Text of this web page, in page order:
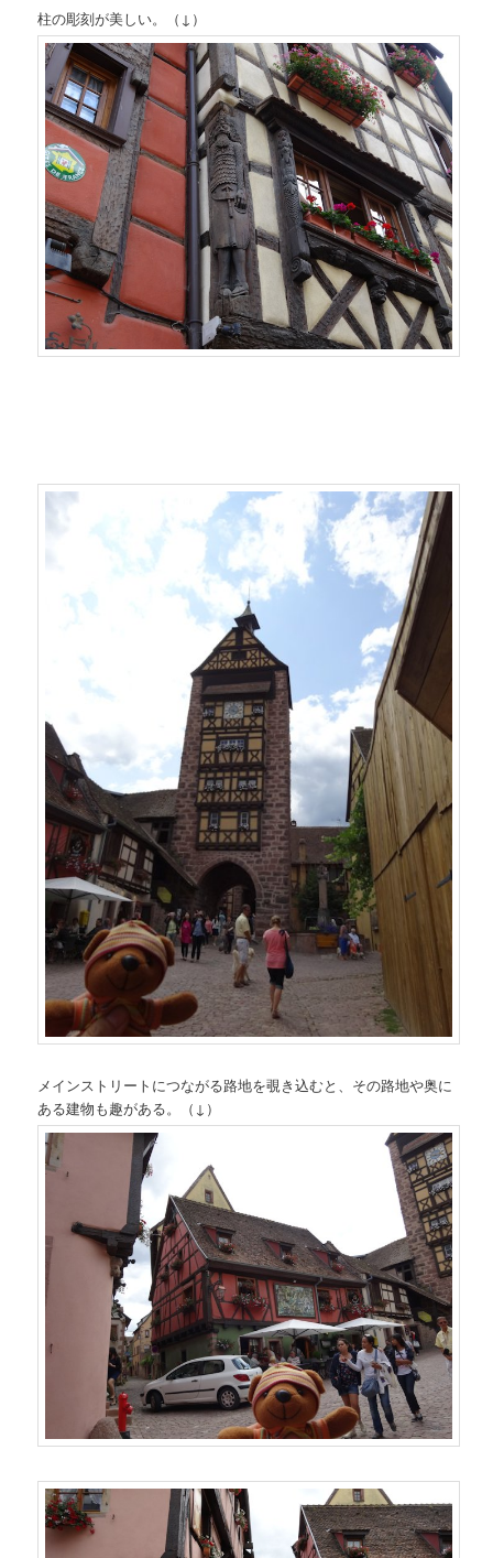
柱の彫刻が美しい。（↓）
メインストリートにつながる路地を覗き込むと、その路地や奥に
ある建物も趣がある。（↓）